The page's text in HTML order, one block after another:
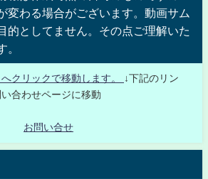
変わる場合がございます。動画サム
的としてません。その点ご理解いた
。
クリックで移動します。
↓下記のリン
合わせページに移動
お問い合せ